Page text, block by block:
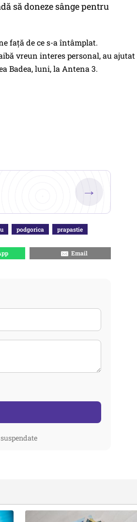
să doneze sânge pentru
faţă de ce s-a întâmplat.
vreun interes personal, au ajutat
Badea, luni, la Antena 3.
→
podgorica prapastie
Email